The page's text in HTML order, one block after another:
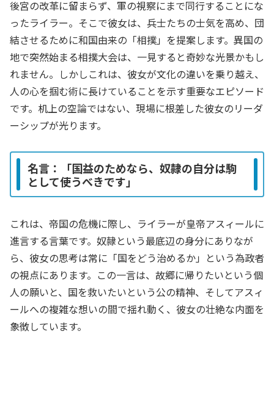
後宮の改革に留まらず、軍の視察にまで同行することにな
ったライラー。そこで彼女は、兵士たちの士気を高め、団
結させるために和国由来の「相撲」を提案します。異国の
地で突然始まる相撲大会は、一見すると奇妙な光景かもし
れません。しかしこれは、彼女が文化の違いを乗り越え、
人の心を掴む術に長けていることを示す重要なエピソード
です。机上の空論ではない、現場に根差した彼女のリーダ
ーシップが光ります。
名言：「国益のためなら、奴隷の自分は駒
として使うべきです」
これは、帝国の危機に際し、ライラーが皇帝アスィールに
進言する言葉です。奴隷という最底辺の身分にありなが
ら、彼女の思考は常に「国をどう治めるか」という為政者
の視点にあります。この一言は、故郷に帰りたいという個
人の願いと、国を救いたいという公の精神、そしてアスィ
ールへの複雑な想いの間で揺れ動く、彼女の壮絶な内面を
象徴しています。